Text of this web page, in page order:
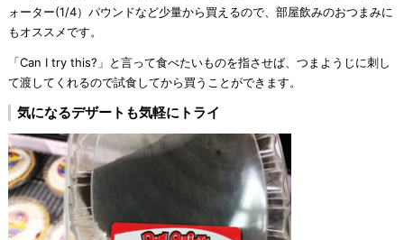
ォーター(1/4）パウンドなど少量から買えるので、部屋飲みのおつまみに
もオススメです。
「Can I try this?」と言って食べたいものを指させば、つまようじに刺し
て渡してくれるので試食してから買うことができます。
気になるデザートも気軽にトライ